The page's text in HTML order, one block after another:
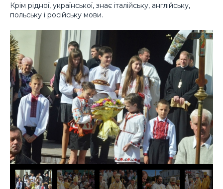
Крім рідної, української, знає італійську, англійську,
польську і російську мови.